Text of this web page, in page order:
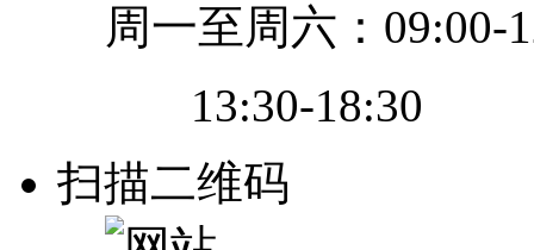
周一至周六：09:00-
13:30-18:30
扫描二维码